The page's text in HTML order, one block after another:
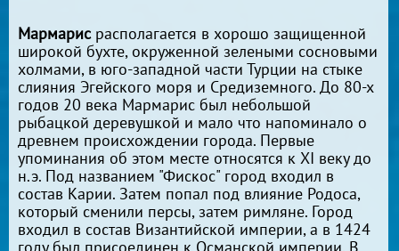
Мармарис располагается в хорошо защищенной
широкой бухте, окруженной зелеными сосновыми
холмами, в юго-западной части Турции на стыке
слияния Эгейского моря и Средиземного. До 80-х
годов 20 века Мармарис был небольшой
рыбацкой деревушкой и мало что напоминало о
древнем происхождении города. Первые
упоминания об этом месте относятся к XI веку до
н.э. Под названием "Фискос" город входил в
состав Карии. Затем попал под влияние Родоса,
который сменили персы, затем римляне. Город
входил в состав Византийской империи, а в 1424
году был присоединен к Османской империи. В